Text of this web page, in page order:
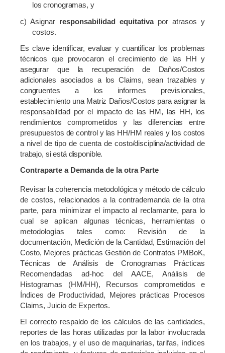
los cronogramas, y
c) Asignar responsabilidad equitativa por atrasos y
costos.
Es clave identificar, evaluar y cuantificar los problemas
técnicos que provocaron el crecimiento de las HH y
asegurar que la recuperación de Daños/Costos
adicionales asociados a los Claims, sean trazables y
congruentes a los informes previsionales,
establecimiento una Matriz Daños/Costos para asignar la
responsabilidad por el impacto de las HM, las HH, los
rendimientos comprometidos y las diferencias entre
presupuestos de control y las HH/HM reales y los costos
a nivel de tipo de cuenta de costo/disciplina/actividad de
trabajo, si está disponible.
Contraparte a Demanda de la otra Parte
Revisar la coherencia metodológica y método de cálculo
de costos, relacionados a la contrademanda de la otra
parte, para minimizar el impacto al reclamante, para lo
cual se aplican algunas técnicas, herramientas o
metodologías tales como: Revisión de la
documentación, Medición de la Cantidad, Estimación del
Costo, Mejores prácticas Gestión de Contratos PMBoK,
Técnicas de Análisis de Cronogramas Prácticas
Recomendadas ad-hoc del AACE, Análisis de
Histogramas (HM/HH), Recursos comprometidos e
Índices de Productividad, Mejores prácticas Procesos
Claims, Juicio de Expertos.
El correcto respaldo de los cálculos de las cantidades,
reportes de las horas utilizadas por la labor involucrada
en los trabajos, y el uso de maquinarias, tarifas, índices